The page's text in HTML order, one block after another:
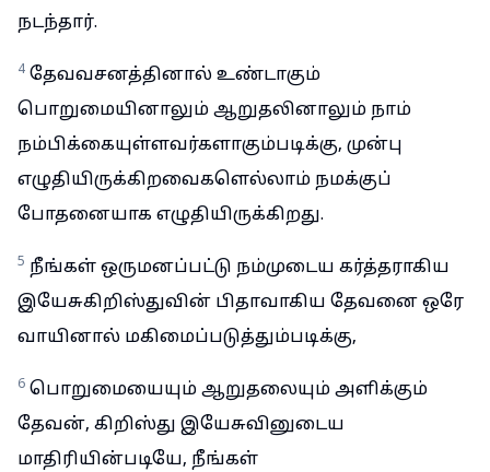
நடந்தார்.
4 தேவவசனத்தினால் உண்டாகும்
பொறுமையினாலும் ஆறுதலினாலும் நாம்
நம்பிக்கையுள்ளவர்களாகும்படிக்கு, முன்பு
எழுதியிருக்கிறவைகளெல்லாம் நமக்குப்
போதனையாக எழுதியிருக்கிறது.
5 நீங்கள் ஒருமனப்பட்டு நம்முடைய கர்த்தராகிய
இயேசுகிறிஸ்துவின் பிதாவாகிய தேவனை ஒரே
வாயினால் மகிமைப்படுத்தும்படிக்கு,
6 பொறுமையையும் ஆறுதலையும் அளிக்கும்
தேவன், கிறிஸ்து இயேசுவினுடைய
மாதிரியின்படியே, நீங்கள்